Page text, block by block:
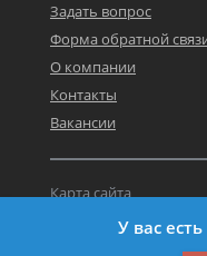
Задать вопрос
Форма обратной
О компании
Контакты
Вакансии
Карта сайта
ПолитикаУ вас